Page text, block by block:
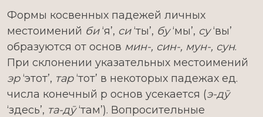
Формы косвенных падежей личных
местоимений би‘я’, си‘ты’, бу‘мы’, су‘вы’
образуются от основ мин-, син-, мун-, сун.
При склонении указательных местоимений
эр‘этот’, тар‘тот’ в некоторых падежах ед.
числа конечный р основ усекается (э-дӯ
‘здесь’, та-дӯ‘там’). Вопросительные